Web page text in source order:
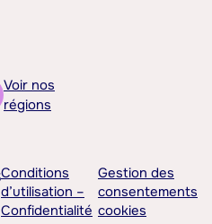
Voir nos
régions
Conditions
d’utilisation –
Confidentialité
Gestion des
consentements
cookies